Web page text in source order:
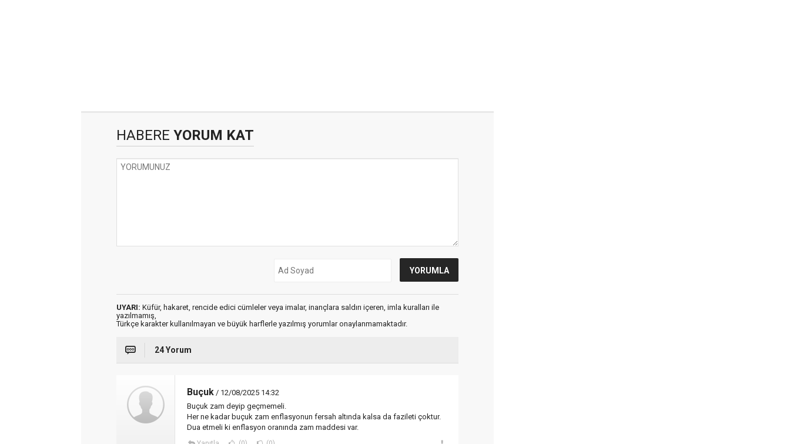
HABERE YORUM KAT
UYARI: Küfür, hakaret, rencide edici cümleler veya imalar, inançlara saldırı içeren, imla kuralları ile
yazılmamış,
Türkçe karakter kullanılmayan ve büyük harflerle yazılmış yorumlar onaylanmamaktadır.
24 Yorum
Buçuk / 12/08/2025 14:32
Buçuk zam deyip geçmemeli.
Her ne kadar buçuk zam enflasyonun fersah altında kalsa da fazileti çoktur.
Dua etmeli ki enflasyon oranında zam maddesi var.